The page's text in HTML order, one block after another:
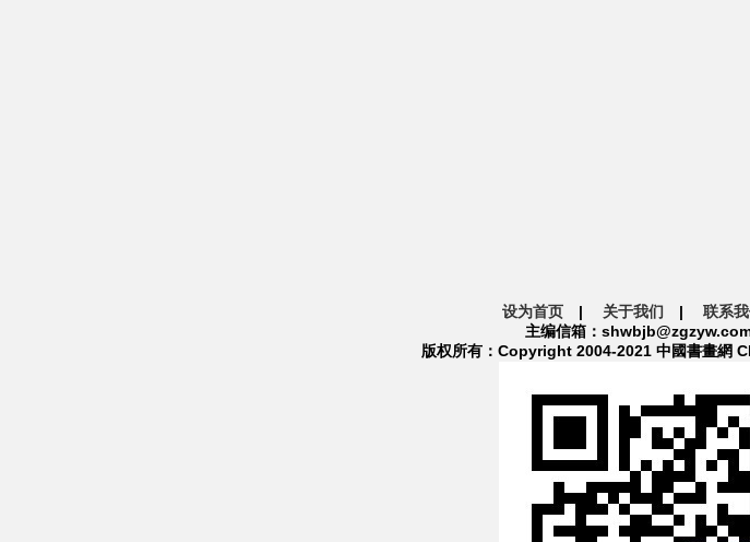
设为首页 | 关于我们 | 联系
主编信箱：
版权所有：Copyright 2004-2021 中國書畫網